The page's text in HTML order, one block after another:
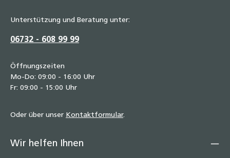
Unterstützung und Beratung unter:
06732 - 608 99 99
Öffnungszeiten
Mo-Do: 09:00 - 16:00 Uhr
Fr: 09:00 - 15:00 Uhr
Oder über unser Kontaktformular.
Wir helfen Ihnen